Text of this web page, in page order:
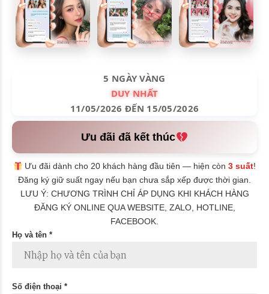
5 NGÀY VÀNG
DUY NHẤT
11/05/2026 ĐẾN 15/05/2026
Ưu đãi đã kết thúc
Ưu đãi dành cho 20 khách hàng đầu tiên — hiện còn3 suất!
Đăng ký giữ suất ngay nếu bạn chưa sắp xếp được thời gian.
LƯU Ý: CHƯƠNG TRÌNH CHỈ ÁP DỤNG KHI KHÁCH HÀNG
ĐĂNG KÝ ONLINE QUA WEBSITE, ZALO, HOTLINE,
FACEBOOK.
Họ và tên *
Số điện thoại *